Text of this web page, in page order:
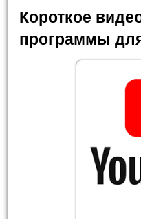
Короткое
программы